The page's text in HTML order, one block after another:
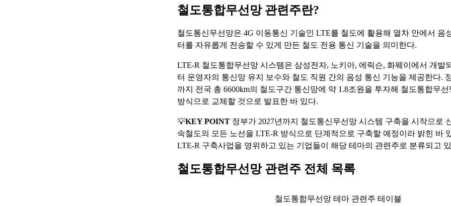
철도통합무선망 관련주란?
철도통신무선망은 4G 이동통신 기술인 LTE를 철도에 활용해 열차 안에서 음
터를 자유롭게 전송할 수 있게 만든 철도 전용 통신 기술을 의미한다.
LTE-R 철도통합무선망 시스템은 삼성전자, 노키아, 에릭슨, 화웨이에서 개발
터 운영자의 통신망 유지 보수와 철도 직원 간의 음성 통신 기능을 제공한다.
까지 전국 총 6600km의 철도구간 통신망에 약 1.8조원을 투자해 철도통합무
방식으로 교체할 것으로 발표한 바 있다.
💡KEY POINT 정부가 2027년까지 철도통신무선망 시스템 구축을 시작으로
속철도의 모든 노선을 LTE-R 방식으로 단계적으로 구축할 예정이라 밝힌 바
LTE-R 구축사업을 영위하고 있는 기업들이 해당 테마의 관련주로 분류되고
철도통합무선망 관련주 전체 목록
철도통합무선망 테마 관련주 테이블